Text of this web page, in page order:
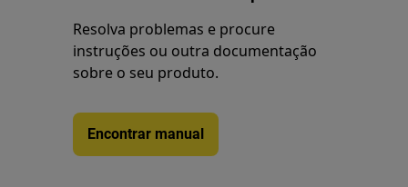
Resolva problemas e procure
instruções ou outra documentação
sobre o seu produto.
Encontrar manual